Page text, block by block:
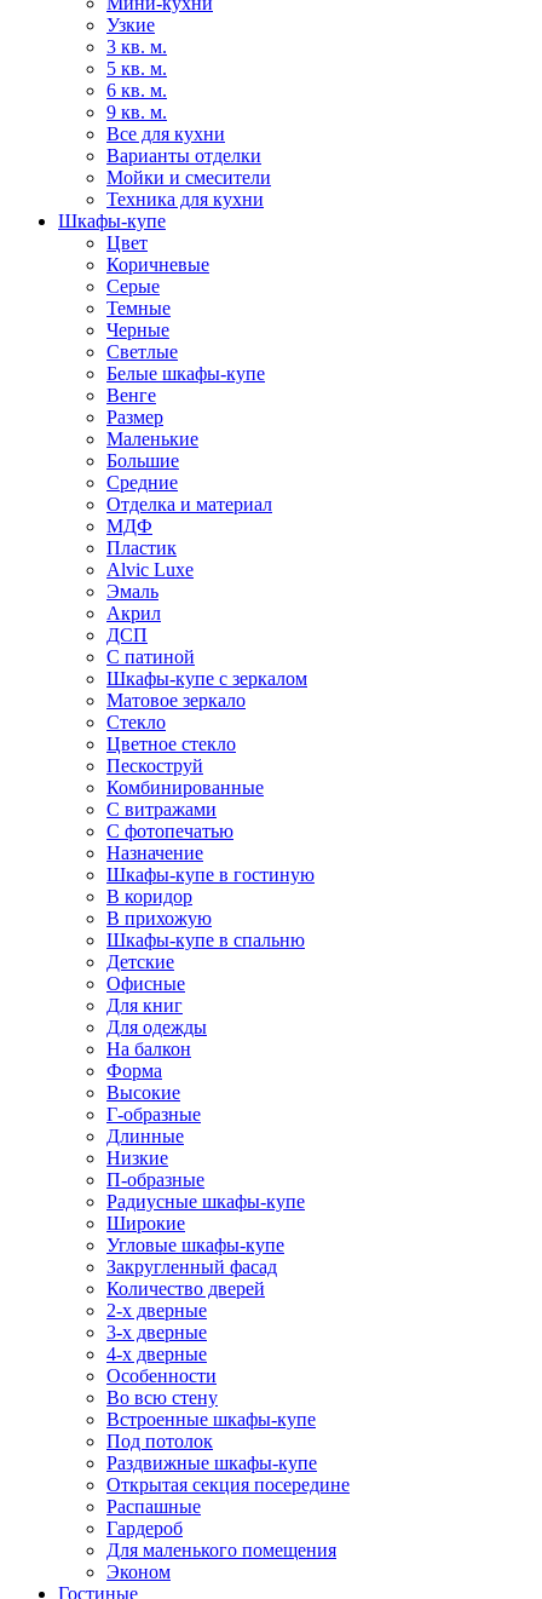
Узкие
3 кв. м.
5 кв. м.
6 кв. м.
9 кв. м.
Все для кухни
Варианты отделки
Мойки и смесители
Техника для кухни
Шкафы-купе
Цвет
Коричневые
Серые
Темные
Черные
Светлые
Белые шкафы-купе
Венге
Размер
Маленькие
Большие
Средние
Отделка и материал
МДФ
Пластик
Alvic Luxe
Эмаль
Акрил
ДСП
С патиной
Шкафы-купе с зеркалом
Матовое зеркало
Стекло
Цветное стекло
Пескоструй
Комбинированные
С витражами
С фотопечатью
Назначение
Шкафы-купе в гостиную
В коридор
В прихожую
Шкафы-купе в спальню
Детские
Офисные
Для книг
Для одежды
На балкон
Форма
Высокие
Г-образные
Длинные
Низкие
П-образные
Радиусные шкафы-купе
Широкие
Угловые шкафы-купе
Закругленный фасад
Количество дверей
2-х дверные
3-х дверные
4-х дверные
Особенности
Во всю стену
Встроенные шкафы-купе
Под потолок
Раздвижные шкафы-купе
Открытая секция посередине
Распашные
Гардероб
Для маленького помещения
Эконом
Гостиные